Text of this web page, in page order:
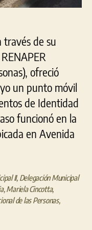
la
través de su
ofreció
un punto móvil
de Identidad
funcionó en la
en Avenida
II, Delegación Municipal
,Mariela Cincotta,
de las Personas,